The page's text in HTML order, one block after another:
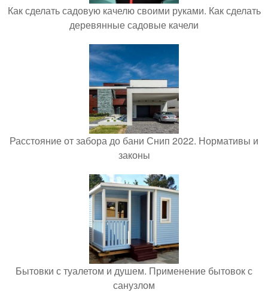
Как сделать садовую качелю своими руками. Как сделать
деревянные садовые качели
Расстояние от забора до бани Снип 2022. Нормативы и
законы
Бытовки с туалетом и душем. Применение бытовок с
санузлом